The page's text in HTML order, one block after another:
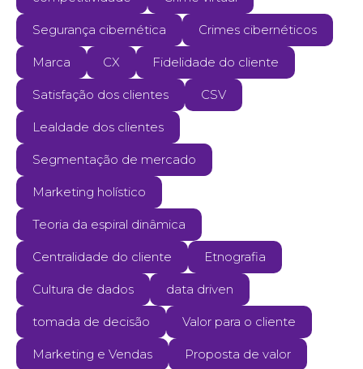
Segurança cibernética Crimes cibernéticos
Marca CX Fidelidade do cliente
Satisfação dos clientes CSV
Lealdade dos clientes
Segmentação de mercado
Marketing holístico
Teoria da espiral dinâmica
Centralidade do cliente Etnografia
Cultura de dados data driven
tomada de decisão Valor para o cliente
Marketing e Vendas Proposta de valor